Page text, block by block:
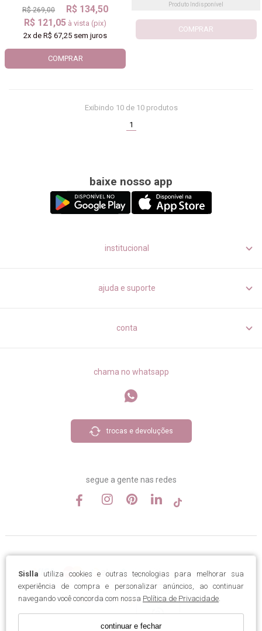
Sislla utiliza cookies e outras tecnologias para melhorar sua
experiência de compra e personalizar anúncios, ao continuar
navegando você concorda com nossa Política de Privacidade.
continuar e fechar
R$ 269,00
R$ 134,50
R$ 121,05 à vista (pix)
2x deR$ 67,25 sem juros
COMPRAR
Produto Indisponível
COMPRAR
Exibindo 10de 10 produtos
1
baixe nosso app
institucional
ajuda e suporte
conta
chama no whatsapp
trocas e devoluções
segue a gente nas redes